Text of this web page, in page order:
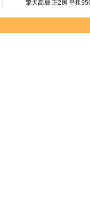
擎天高層 正2房 平租